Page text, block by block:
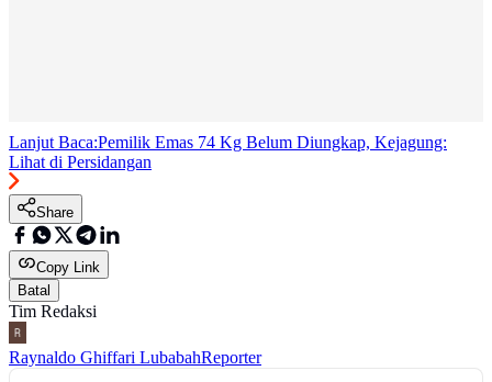
Lanjut Baca:Pemilik Emas 74 Kg Belum Diungkap, Kejagung:
Lihat di Persidangan
Share
Copy Link
Batal
Tim Redaksi
Raynaldo Ghiffari LubabahReporter